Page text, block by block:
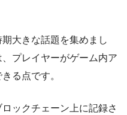
大きな話題を集めまし
プレイヤーがゲーム内ア
る点です。
ックチェーン上に記録さ